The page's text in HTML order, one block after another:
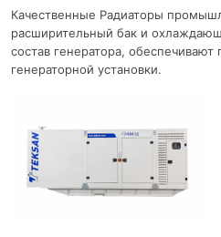
Качественные Радиаторы
расширительный бак и
состав генератора,
генераторной установки.